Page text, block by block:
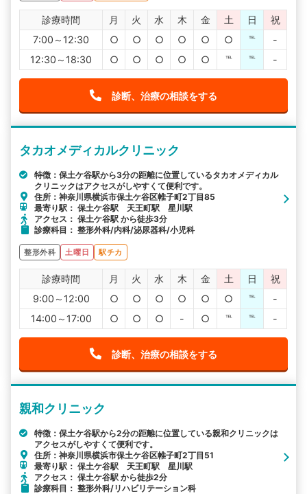
診療時間 月 火 水 木 金 土 日
祝
7:00～12:30
○ ○ ○ ○ ○ ○ ℡
-
12:30～18:30
○ ○ ○ ○ ○ ℡ ℡ -
診断、治療の相談をする
タカオメディカルクリニック
特徴：保土ケ谷駅から3分の距離に位置しているタカオメディカル
クリニックはアクセスがしやすくて便利です。
住所：神奈川県横浜市保土ケ谷区帷子町2丁目85
最寄り駅： 保土ケ谷駅 天王町駅 星川駅
アクセス： 保土ケ谷駅 から徒歩3分
診療科目： 整形外科/内科/泌尿器科/小児科
整形外科 土曜日 駅チカ
診療時間 月 火 水 木 金 土 日
祝
9:00～12:00
○ ○ ○ ○ ○ ○ ℡
-
14:00～17:00
○ ○ ○ - ○ ℡ ℡ -
診断、治療の相談をする
親和クリニック
特徴：保土ケ谷駅から2分の距離に位置している親和クリニックは
アクセスがしやすくて便利です。
住所：神奈川県横浜市保土ケ谷区帷子町2丁目51
最寄り駅： 保土ケ谷駅 天王町駅 星川駅
アクセス： 保土ケ谷駅 から徒歩2分
診療科目： 整形外科/リハビリテーション科